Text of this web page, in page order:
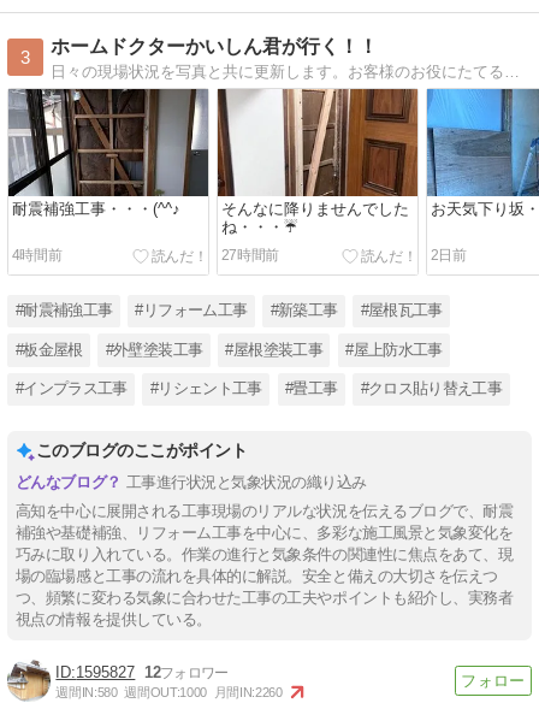
3
ホームドクターかいしん君が行く！！
耐震補強工事・・・(^^♪
4時間前
そんなに降りませんでした
ね・・・☔
27時間前
お天気下り坂
2日前
#耐震補強工事 #リフォーム工事 #新築工事 #屋根瓦工事
#板金屋根 #外壁塗装工事 #屋根塗装工事 #屋上防水工事
#インプラス工事 #リシェント工事 #畳工事 #クロス貼り替え工事
このブログのここがポイント
工事進行状況と気象状況の織り込み
高知を中心に展開される工事現場のリアルな状況を伝えるブログで、耐震
補強や基礎補強、リフォーム工事を中心に、多彩な施工風景と気象変化を
巧みに取り入れている。作業の進行と気象条件の関連性に焦点をあて、現
場の臨場感と工事の流れを具体的に解説。安全と備えの大切さを伝えつ
つ、頻繁に変わる気象に合わせた工事の工夫やポイントも紹介し、実務者
視点の情報を提供している。
1595827 12
週間IN:580 週間OUT:1000 月間IN:2260